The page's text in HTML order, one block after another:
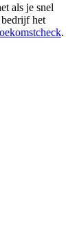
als je snel
het
.